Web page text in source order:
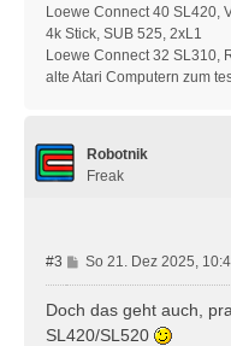
Loewe Connect 40 SL420,
4k Stick, SUB 525, 2xL1
Loewe Connect 32 SL310,
alte Atari Computern zum
Robotnik
Freak
#3
B
e
i
t
So 21. Dez 2025,
Doch das geht auch,
SL420/SL520